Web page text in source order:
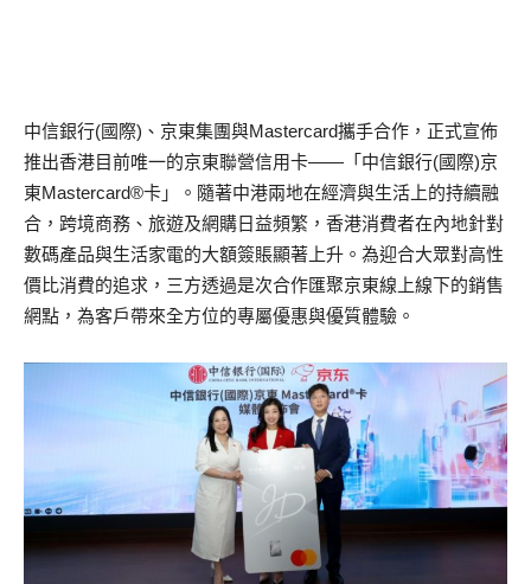
中信銀行(國際)、京東集團與Mastercard攜手合作，正式宣佈
推出香港目前唯一的京東聯營信用卡——「中信銀行(國際)京
東Mastercard®卡」。隨著中港兩地在經濟與生活上的持續融
合，跨境商務、旅遊及網購日益頻繁，香港消費者在內地針對
數碼產品與生活家電的大額簽賬顯著上升。為迎合大眾對高性
價比消費的追求，三方透過是次合作匯聚京東線上線下的銷售
網點，為客戶帶來全方位的專屬優惠與優質體驗。